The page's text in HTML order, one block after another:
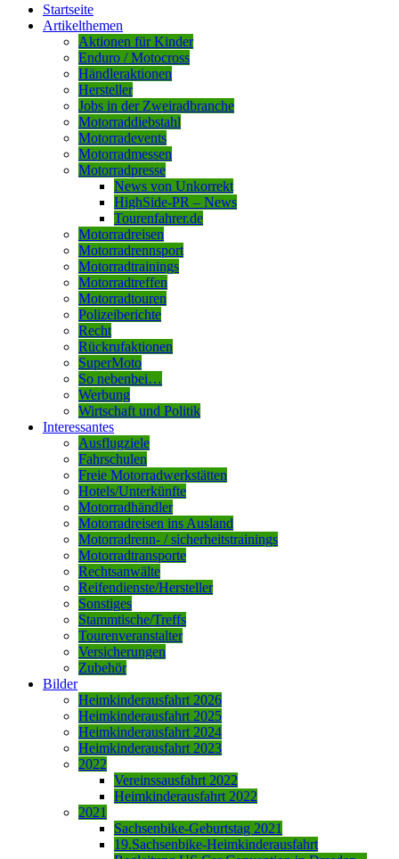
Startseite
Artikelthemen
Aktionen für Kinder
Enduro / Motocross
Händleraktionen
Hersteller
Jobs in der Zweiradbranche
Motorraddiebstahl
Motorradevents
Motorradmessen
Motorradpresse
News von Unkorrekt
HighSide-PR – News
Tourenfahrer.de
Motorradreisen
Motorradrennsport
Motorradtrainings
Motorradtreffen
Motorradtouren
Polizeiberichte
Recht
Rückrufaktionen
SuperMoto
So nebenbei…
Werbung
Wirtschaft und Politik
Interessantes
Ausflugziele
Fahrschulen
Freie Motorradwerkstätten
Hotels/Unterkünfte
Motorradhändler
Motorradreisen ins Ausland
Motorradrenn- / sicherheitstrainings
Motorradtransporte
Rechtsanwälte
Reifendienste/Hersteller
Sonstiges
Stammtische/Treffs
Tourenveranstalter
Versicherungen
Zubehör
Bilder
Heimkinderausfahrt 2026
Heimkinderausfahrt 2025
Heimkinderausfahrt 2024
Heimkinderausfahrt 2023
2022
Vereinssausfahrt 2022
Heimkinderausfahrt 2022
2021
Sachsenbike-Geburtstag 2021
19.Sachsenbike-Heimkinderausfahrt